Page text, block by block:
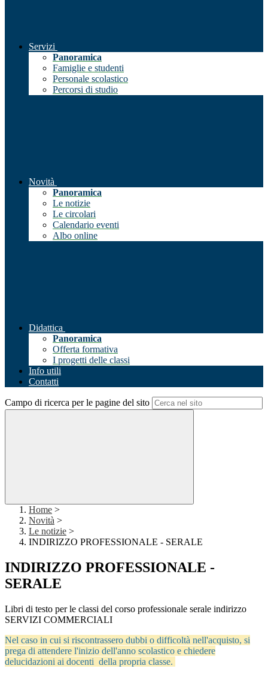
Servizi
Panoramica
Famiglie e studenti
Personale scolastico
Percorsi di studio
Novità
Panoramica
Le notizie
Le circolari
Calendario eventi
Albo online
Didattica
Panoramica
Offerta formativa
I progetti delle classi
Info utili
Contatti
Campo di ricerca per le pagine del sito
Home >
Novità >
Le notizie >
INDIRIZZO PROFESSIONALE - SERALE
INDIRIZZO PROFESSIONALE -
SERALE
Libri di testo per le classi del corso professionale serale indirizzo
SERVIZI COMMERCIALI
Nel caso in cui si riscontrassero dubbi o difficoltà nell'acquisto, si
prega di attendere l'inizio dell'anno scolastico e chiedere
delucidazioni ai docenti della propria classe.